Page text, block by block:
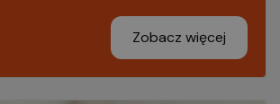
Zobacz więcej